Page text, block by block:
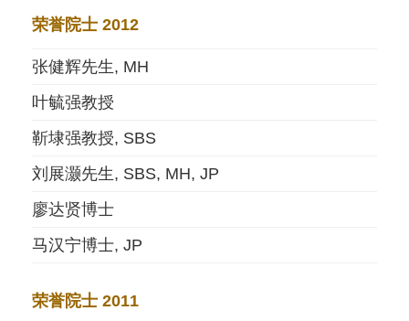
荣誉院士 2012
张健辉先生, MH
叶毓强教授
靳埭强教授, SBS
刘展灏先生, SBS, MH, JP
廖达贤博士
马汉宁博士, JP
荣誉院士 2011